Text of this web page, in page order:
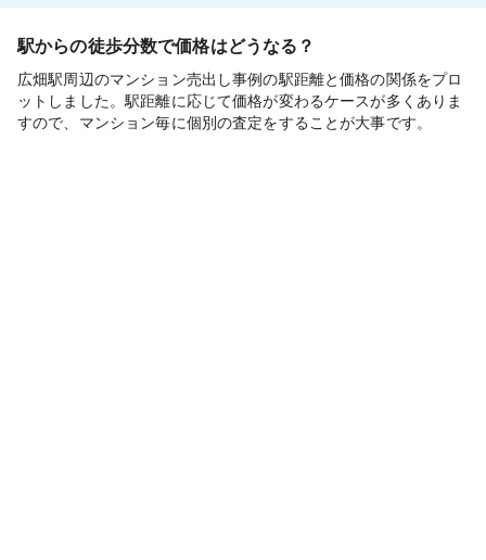
駅からの徒歩分数で価格はどうなる？
広畑駅周辺のマンション売出し事例の駅距離と価格の関係をプロ
ットしました。駅距離に応じて価格が変わるケースが多くありま
すので、マンション毎に個別の査定をすることが大事です。